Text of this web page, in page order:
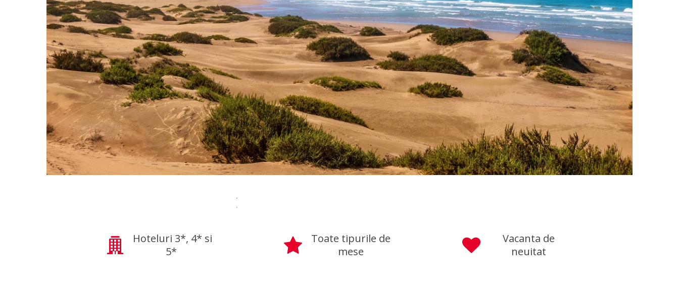
Hoteluri 3*, 4* si
5*
Toate tipurile de
mese
Vacanta de
neuitat